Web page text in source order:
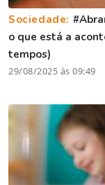
Sociedade:
o que está a
tempos)
29/08/2025 às 09:49